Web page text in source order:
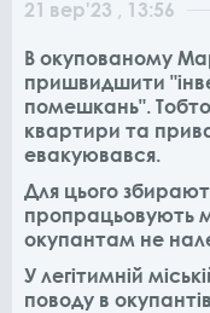
21 вер'23 , 13:56
В окупованому
пришвидшити
помешкань".
квартири та
евакуювався.
Для цього
пропрацьовують
окупантам не
У легітимній
поводу в